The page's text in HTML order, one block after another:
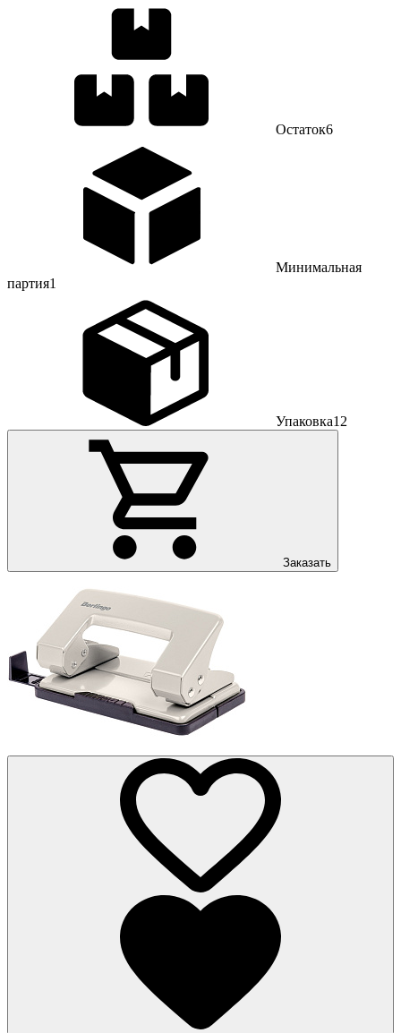
Остаток6
Минимальная
партия1
Упаковка12
Заказать